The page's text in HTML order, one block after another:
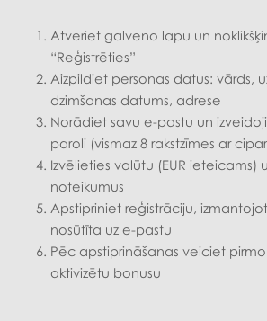
Atveriet galveno lapu un
“Reģistrēties”
Aizpildiet personas datus: vārds,
dzimšanas datums, adrese
Norādiet savu e-pastu un
paroli (vismaz 8 rakstzīmes ar
Izvēlieties valūtu (EUR
noteikumus
Apstipriniet reģistrāciju,
nosūtīta uz e-pastu
Pēc apstiprināšanas veiciet
aktivizētu bonusu